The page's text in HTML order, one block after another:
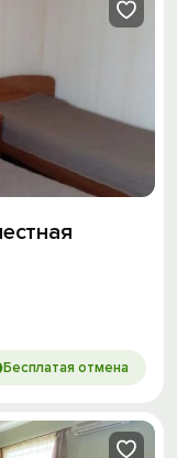
Бесплатая отмена